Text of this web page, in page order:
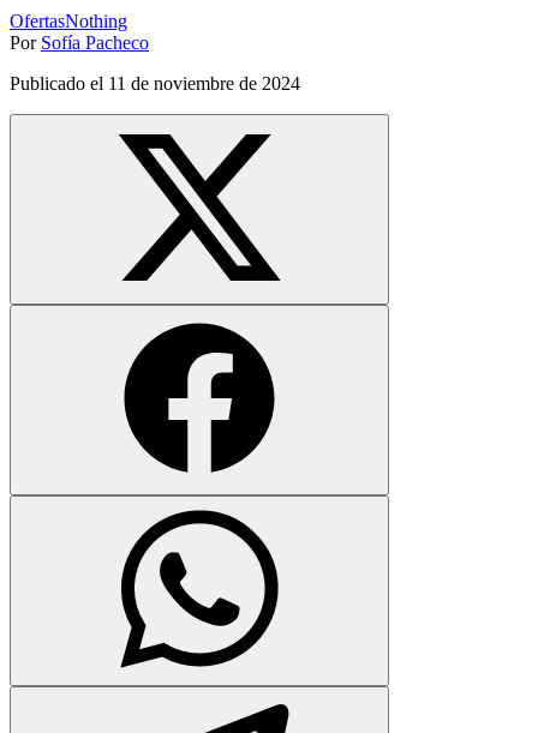
OfertasNothing
Por Sofía Pacheco
Publicado el 11 de noviembre de 2024